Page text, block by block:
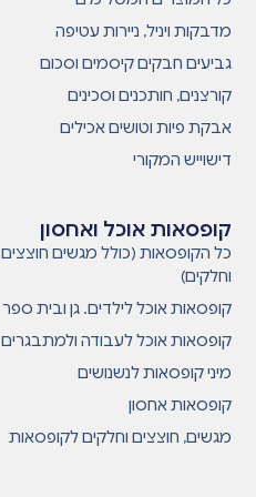
קופסאות אוכל ואחסון
כל הקופסאות (כולל מגשים חוצצים
וחלקים)
קופסאות אוכל לילדים. גן ובית ספר
קופסאות אוכל לעבודה ולמתבגרים
מיני קופסאות לנשנושים
קופסאות אחסון
מגשים, חוצצים וחלקים לקופסאות
מדבקות ויניל, ניירות עטיפה
גביעים חבקים קיסמים וסכום
קורצנים, חותכנים וסכינים
אבקת פיות וטושים אכילים
דישוייש המקורי